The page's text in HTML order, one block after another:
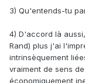
supposés, sans
5) J'ai souvent
libéralisme et
aussi
(compris non
3) Qu'entends-tu
4) D'accord là
Rand) plus j'ai
intrinsèquement
vraiment de sens
économiquement